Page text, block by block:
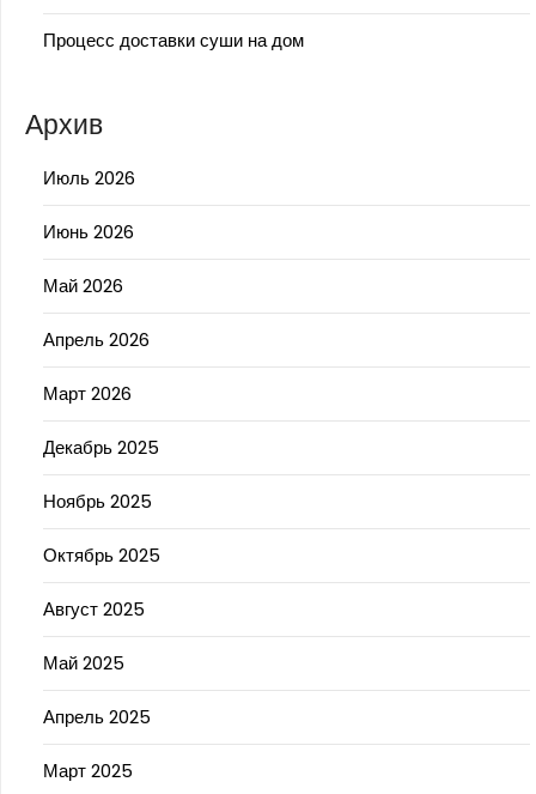
Процесс доставки суши на дом
Архив
Июль 2026
Июнь 2026
Май 2026
Апрель 2026
Март 2026
Декабрь 2025
Ноябрь 2025
Октябрь 2025
Август 2025
Май 2025
Апрель 2025
Март 2025